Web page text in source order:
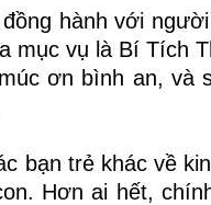
hành với
mục vụ là Bí Tích
ơn bình an, và
bạn trẻ khác về
Hơn ai hết,